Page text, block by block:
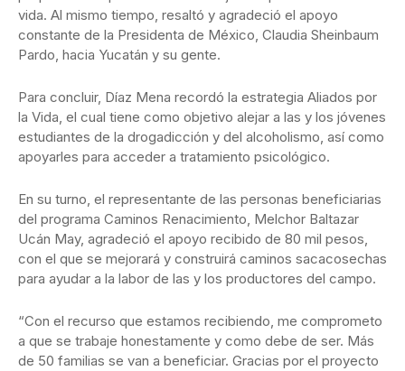
vida. Al mismo tiempo, resaltó y agradeció el apoyo
constante de la Presidenta de México, Claudia Sheinbaum
Pardo, hacia Yucatán y su gente.
Para concluir, Díaz Mena recordó la estrategia Aliados por
la Vida, el cual tiene como objetivo alejar a las y los jóvenes
estudiantes de la drogadicción y del alcoholismo, así como
apoyarles para acceder a tratamiento psicológico.
En su turno, el representante de las personas beneficiarias
del programa Caminos Renacimiento, Melchor Baltazar
Ucán May, agradeció el apoyo recibido de 80 mil pesos,
con el que se mejorará y construirá caminos sacacosechas
para ayudar a la labor de las y los productores del campo.
“Con el recurso que estamos recibiendo, me comprometo
a que se trabaje honestamente y como debe de ser. Más
de 50 familias se van a beneficiar. Gracias por el proyecto